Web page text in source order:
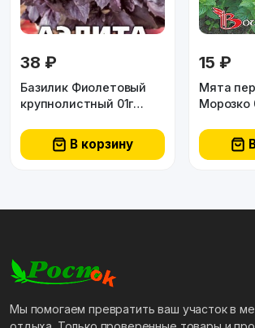
38 ₽
Базилик Фиолетовый
крупнолистный 01г
В корзину
15 ₽
Мята
Морозко
Мы помогаем превратить ваш участок в